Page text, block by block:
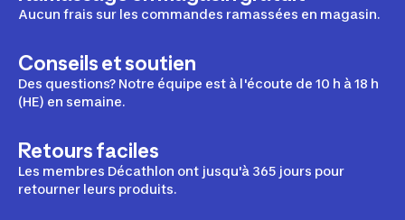
Aucun frais sur les commandes ramassées en magasin.
Conseils et soutien
Des questions? Notre équipe est à l'écoute de 10 h à 18 h
(HE) en semaine.
Retours faciles
Les membres Décathlon ont jusqu'à 365 jours pour
retourner leurs produits.